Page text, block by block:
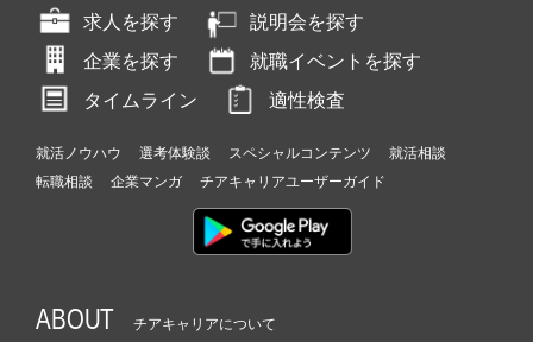
求人を探す
説明会を探す
企業を探す
就職イベントを探す
タイムライン
適性検査
就活ノウハウ 選考体験談 スペシャルコンテンツ
就活相談
転職相談
企業マンガ チアキャリアユーザーガイド
ABOUT チアキャリアについて